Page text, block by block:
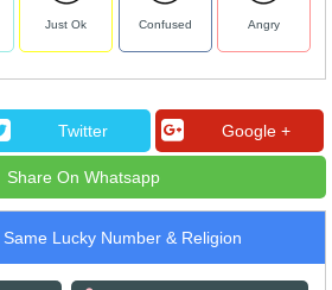
Just Ok Confused Angry
Twitter Google +
Share On Whatsapp
Lucky Number & Religion